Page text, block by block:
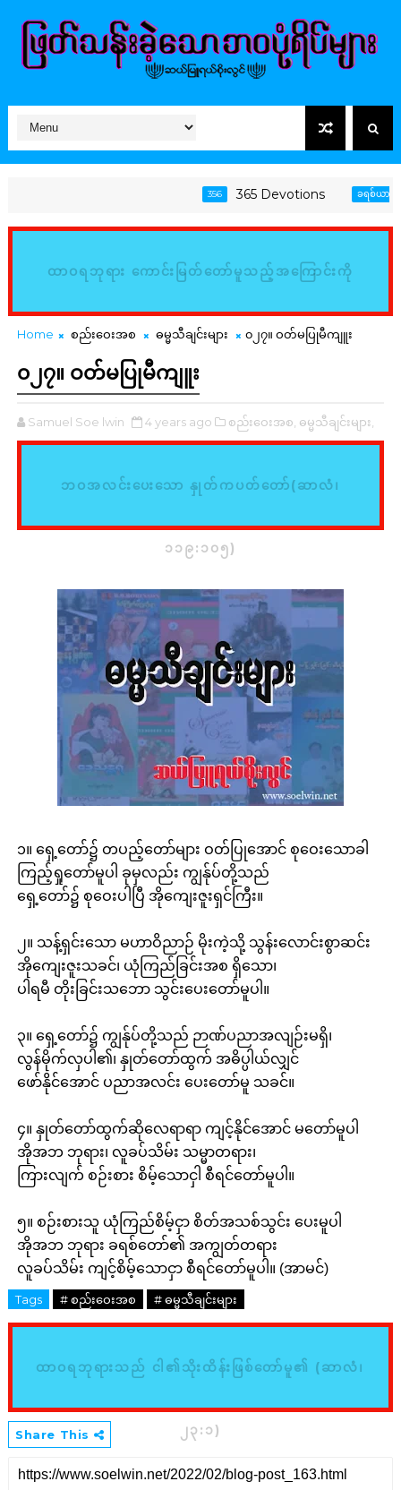
365 Devotions ခရစ်ယာန်အသက်
ထာဝရဘုရား ကောင်းမြတ်တော်မူသည့်အကြောင်းကို
မြည်းစမ်း၍ သိမှတ်ကြလော့ (ဆာလံ၊ ၃၄:၈)
Home စည်းဝေးအစ ဓမ္မသီချင်းများ ၀၂၇။ ဝတ်မပြုမီကျူး
၀၂၇။ ဝတ်မပြုမီကျူး
Samuel Soe lwin 4 years ago စည်းဝေးအစ, ဓမ္မသီချင်းများ,
ဘဝအလင်းပေးသော နှုတ်ကပတ်တော်(ဆာလံ၊
၁၁၉:၁၀၅)
၁။ ရှေ့တော်၌ တပည့်တော်များ ဝတ်ပြုအောင် စုဝေးသောခါ
ကြည့်ရှုတော်မူပါ ခုမှလည်း ကျွန်ုပ်တို့သည်
ရှေ့တော်၌ စုဝေးပါပြီ အိုကျေးဇူးရှင်ကြီး။
၂။ သန့်ရှင်းသော မဟာဝိညာဉ် မိုးကဲ့သို့ သွန်းလောင်းစွာဆင်း
အိုကျေးဇူးသခင်၊ ယုံကြည်ခြင်းအစ ရှိသော၊
ပါရမီ တိုးခြင်းသဘော သွင်းပေးတော်မူပါ။
၃။ ရှေ့တော်၌ ကျွန်ုပ်တို့သည် ဉာဏ်ပညာအလျဉ်းမရှိ၊
လွန်မိုက်လှပါ၏၊ နှုတ်တော်ထွက် အဓိပ္ပါယ်လျှင်
ဖော်နိုင်အောင် ပညာအလင်း ပေးတော်မူ သခင်။
၄။ နှုတ်တော်ထွက်ဆိုလေရာရာ ကျင့်နိုင်အောင် မတော်မူပါ
အိုအဘ ဘုရား၊ လူခပ်သိမ်း သမ္မာတရား၊
ကြားလျက် စဉ်းစား စိမ့်သောငှါ စီရင်တော်မူပါ။
၅။ စဉ်းစားသူ ယုံကြည်စိမ့်ငှာ စိတ်အသစ်သွင်း ပေးမူပါ
အိုအဘ ဘုရား ခရစ်တော်၏ အကျွတ်တရား
လူခပ်သိမ်း ကျင့်စိမ့်သောငှာ စီရင်တော်မူပါ။ (အာမင်)
Tags # စည်းဝေးအစ # ဓမ္မသီချင်းများ
ထာဝရဘုရားသည် ငါ၏သိုးထိန်းဖြစ်တော်မူ၏ (ဆာလံ၊
၂၃:၁)
Share This